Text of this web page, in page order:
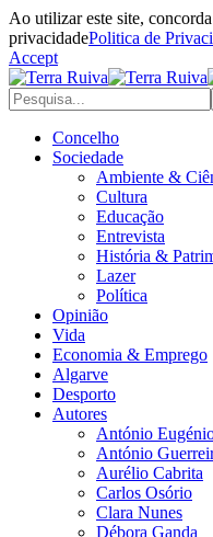
Ao utilizar este site,
privacidadePolitica de
Accept
Concelho
Sociedade
Ambiente &
Cultura
Educação
Entrevista
História &
Lazer
Política
Opinião
Vida
Economia & Emprego
Algarve
Desporto
Autores
António
António
Aurélio Cabrita
Carlos Osório
Clara Nunes
Débora Ganda